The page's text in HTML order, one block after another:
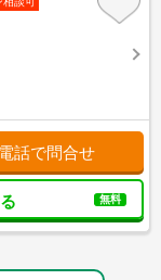
電話で問合せ
無料